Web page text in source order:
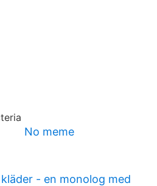
No meme
- en monolog med